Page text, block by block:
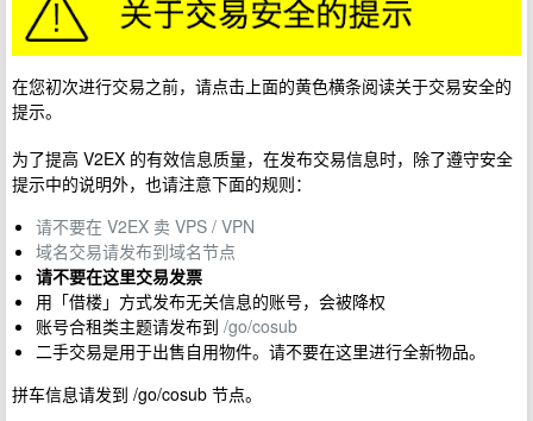
在您初次进行交易之前，请点击上面的黄色横条阅读关于交易安全的
提示。
为了提高 V2EX 的有效信息质量，在发布交易信息时，除了遵守安全
提示中的说明外，也请注意下面的规则：
请不要在 V2EX 卖 VPS / VPN
域名交易请发布到域名节点
请不要在这里交易发票
用「借楼」方式发布无关信息的账号，会被降权
账号合租类主题请发布到 /go/cosub
二手交易是用于出售自用物件。请不要在这里进行全新物品。
拼车信息请发到 /go/cosub 节点。